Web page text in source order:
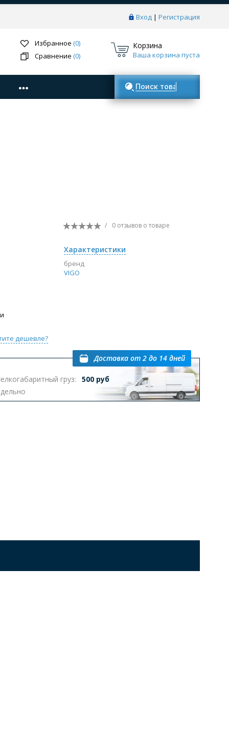
Вход | Регистрация
Избранное (0)
Сравнение (0)
Корзина
Ваша корзина пуста
Поиск товаров
/ 0 отзывов о товаре
Характеристики
бренд
VIGO
дешевле?
груз:
500 руб
Доставка от 2 до 14 дней